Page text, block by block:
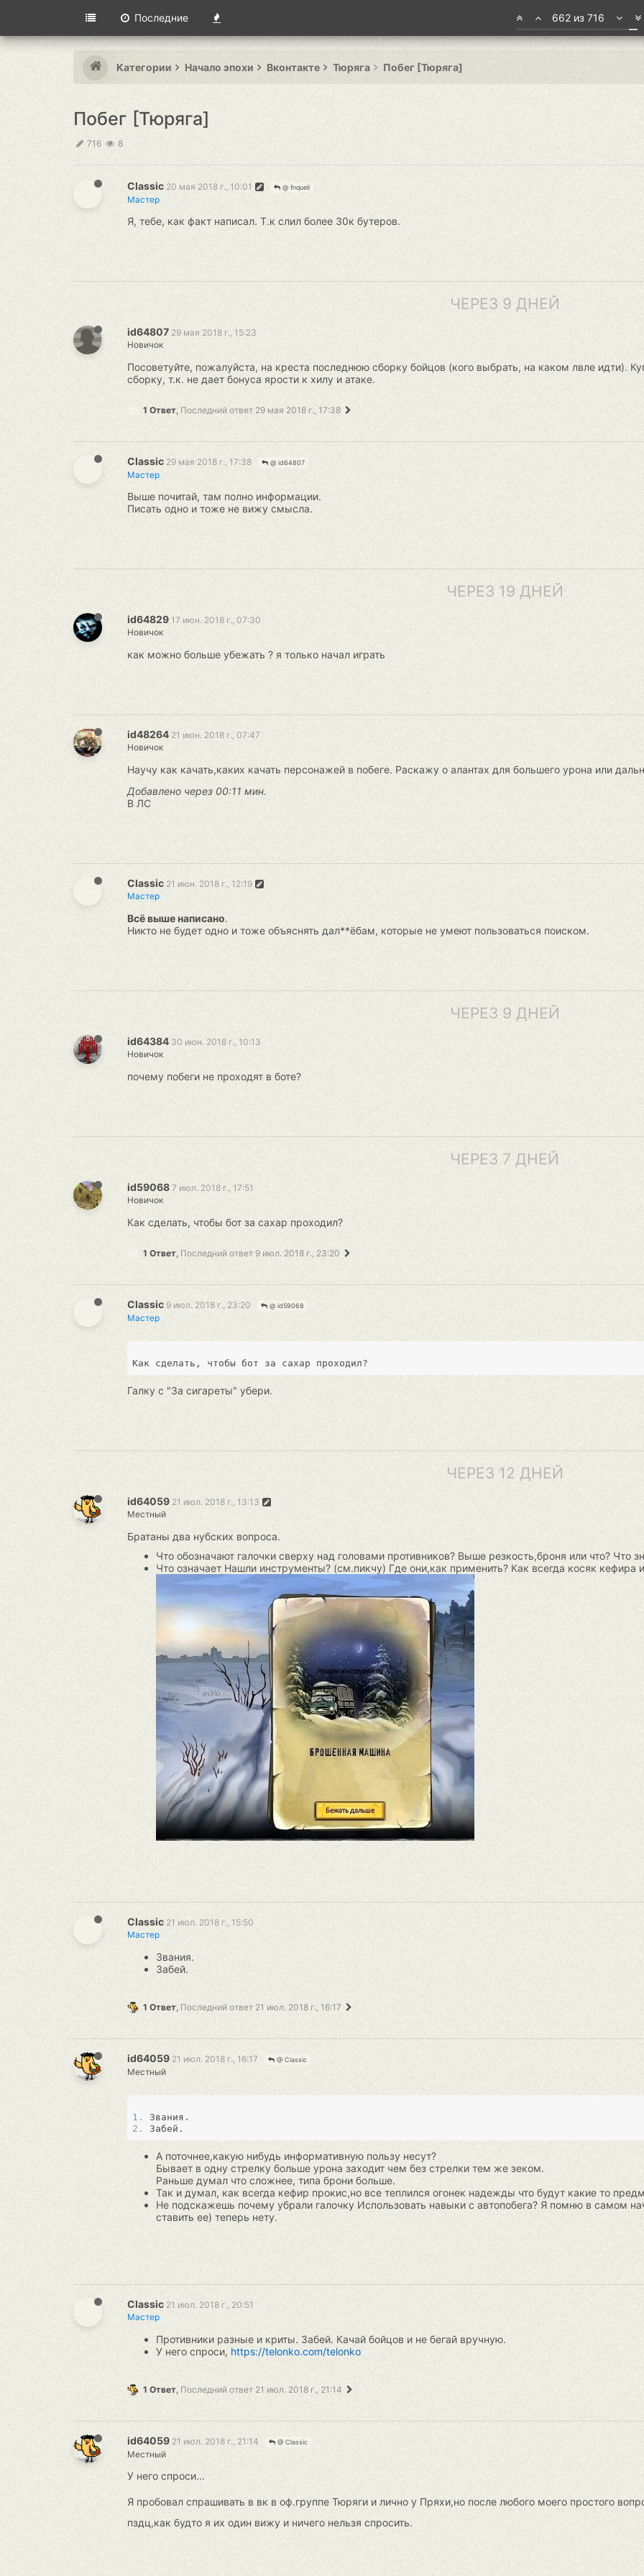
662 из 716
Последние
Категории Начало эпохи Вконтакте Тюряга Побег [Тюряга]
Побег [Тюряга]
716 8
Classic 20 мая 2018 г., 10:01 @ fnquell
Мастер
Я, тебе, как факт написал. Т.к слил более 30к бутеров.
ЧЕРЕЗ 9 ДНЕЙ
id64807 29 мая 2018 г., 15:23
Новичок
Посоветуйте, пожалуйста, на креста последнюю сборку бойцов (кого выбрать, на каком лвле идти).
сборку, т.к. не дает бонуса ярости к хилу и атаке.
1 Ответ, Последний ответ 29 мая 2018 г., 17:38
Classic 29 мая 2018 г., 17:38 @ id64807
Мастер
Выше почитай, там полно информации.
Писать одно и тоже не вижу смысла.
ЧЕРЕЗ 19 ДНЕЙ
id64829 17 июн. 2018 г., 07:30
Новичок
как можно больше убежать ? я только начал играть
id48264 21 июн. 2018 г., 07:47
Новичок
Научу как качать,каких качать персонажей в побеге. Раскажу о алантах для большего урона или
Добавлено через 00:11 мин.
В ЛС
Classic 21 июн. 2018 г., 12:19
Мастер
Всё выше написано.
Никто не будет одно и тоже объяснять дал**ёбам, которые не умеют пользоваться поиском.
ЧЕРЕЗ 9 ДНЕЙ
id64384 30 июн. 2018 г., 10:13
Новичок
почему побеги не проходят в боте?
ЧЕРЕЗ 7 ДНЕЙ
id59068 7 июл. 2018 г., 17:51
Новичок
Как сделать, чтобы бот за сахар проходил?
1 Ответ, Последний ответ 9 июл. 2018 г., 23:20
Classic 9 июл. 2018 г., 23:20 @ id59068
Мастер
Галку с "За сигареты" убери.
ЧЕРЕЗ 12 ДНЕЙ
id64059 21 июл. 2018 г., 13:13
Местный
Братаны два нубских вопроса.
Что обозначают галочки сверху над головами противников? Выше резкость,броня или что? Что
Что означает Нашли инструменты? (см.пикчу) Где они,как применить? Как всегда косяк кефира
Classic 21 июл. 2018 г., 15:50
Мастер
Звания.
Забей.
1 Ответ, Последний ответ 21 июл. 2018 г., 16:17
id64059 21 июл. 2018 г., 16:17 @ Classic
Местный
1.
2.
А поточнее,какую нибудь информативную пользу несут?
Бывает в одну стрелку больше урона заходит чем без стрелки тем же зеком.
Раньше думал что сложнее, типа брони больше.
Так и думал, как всегда кефир прокис,но все теплился огонек надежды что будут какие то
Не подскажешь почему убрали галочку Использовать навыки с автопобега? Я помню в самом
ставить ее) теперь нету.
Classic 21 июл. 2018 г., 20:51
Мастер
Противники разные и криты. Забей. Качай бойцов и не бегай вручную.
У него спроси, https://telonko.com/telonko
1 Ответ, Последний ответ 21 июл. 2018 г., 21:14
id64059 21 июл. 2018 г., 21:14 @ Classic
Местный
У него спроси...
Я пробовал спрашивать в вк в оф.группе Тюряги и лично у Пряхи,но после любого моего простого
пздц,как будто я их один вижу и ничего нельзя спросить.